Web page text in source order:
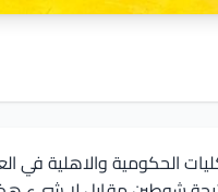
الحكومية والاهلية في